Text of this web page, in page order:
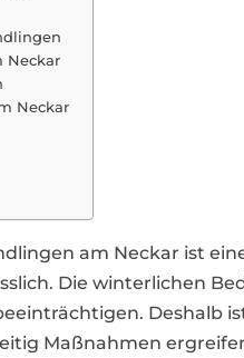
Neckar
Neckar
am Neckar ist
Die winterlichen
Deshalb
Maßnahmen